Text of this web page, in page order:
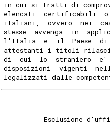
in cui si tratti di
elencati  certificabili  o
italiani,  ovvero  nei
stesse  avvenga  in
l'Italia  e  il  Paese  di
attestanti i titoli
di  cui  lo  straniero  e'
disposizioni  vigenti
legalizzati dalle
Esclusione